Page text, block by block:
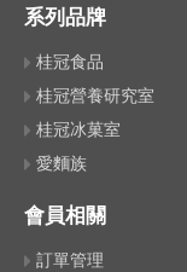
系列品牌
桂冠食品
桂冠營養研究室
桂冠冰菓室
愛麵族
會員相關
訂單管理